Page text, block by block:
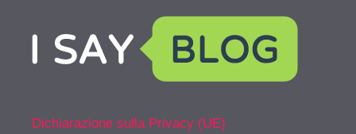
Dichiarazione sulla Privacy (UE)